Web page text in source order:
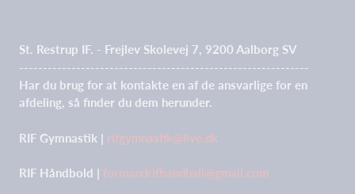
St. Restrup IF. - Frejlev Skolevej 7, 9200 Aalborg SV
-------------------------------------------------------------
Har du brug for at kontakte en af de ansvarlige for en
afdeling, så finder du dem herunder.
RIF Gymnastik | rifgymnastik@live.dk
RIF Håndbold | formandrifhandball@gmail.com